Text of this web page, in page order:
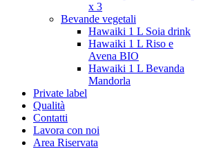
x 3
Bevande vegetali
Hawaiki 1 L Soia drink
Hawaiki 1 L Riso e
Avena BIO
Hawaiki 1 L Bevanda
Mandorla
Private label
Qualità
Contatti
Lavora con noi
Area Riservata